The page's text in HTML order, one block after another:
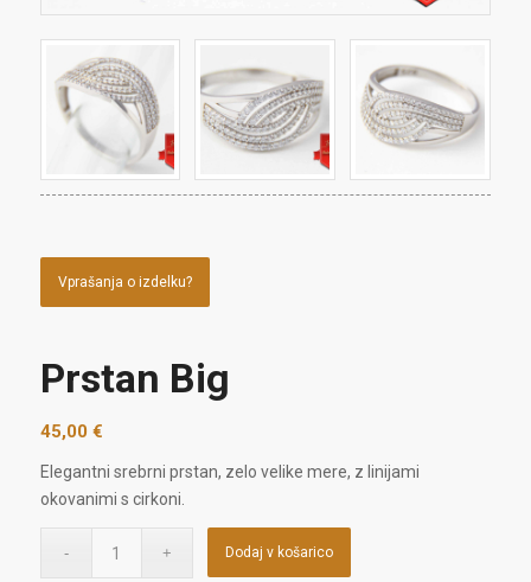
Vprašanja o izdelku?
Prstan Big
45,00 €
Elegantni srebrni prstan, zelo velike mere, z linijami
okovanimi s cirkoni.
Dodaj v košarico